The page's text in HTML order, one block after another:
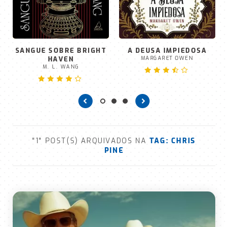
SANGUE SOBRE BRIGHT
HAVEN
M. L. WANG
A DEUSA IMPIEDOSA
MARGARET OWEN
"1" POST(S) ARQUIVADOS NA TAG: CHRIS
PINE